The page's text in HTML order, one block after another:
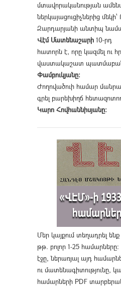
մտավորականության
ներկայացուցիչներից մեկի՝
Զարդարյանի անտիպ
Վէմ Մատենաշարի 10-րդ
հատորն է, որը կազմել ու
վաստակաշատ
Փամբուկյանը։
Ժողովածուի համար
գրել բարեխիղճ
Կարո Հովհաննիսյանը։
Մեր կայքում տեղադրել
թթ. բոլոր 1-25
էջը, ներառյալ այդ
ու մատենագիտությունը,
համարների PDF